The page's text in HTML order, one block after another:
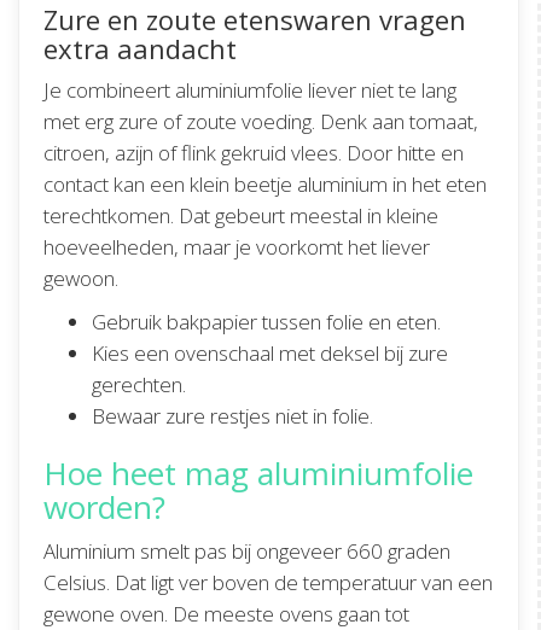
Zure en zoute etenswaren vragen
extra aandacht
Je combineert aluminiumfolie liever niet te lang
met erg zure of zoute voeding. Denk aan tomaat,
citroen, azijn of flink gekruid vlees. Door hitte en
contact kan een klein beetje aluminium in het eten
terechtkomen. Dat gebeurt meestal in kleine
hoeveelheden, maar je voorkomt het liever
gewoon.
Gebruik bakpapier tussen folie en eten.
Kies een ovenschaal met deksel bij zure
gerechten.
Bewaar zure restjes niet in folie.
Hoe heet mag aluminiumfolie
worden?
Aluminium smelt pas bij ongeveer 660 graden
Celsius. Dat ligt ver boven de temperatuur van een
gewone oven. De meeste ovens gaan tot